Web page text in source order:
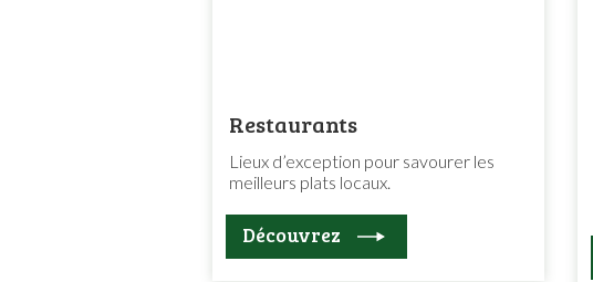
Restaurants
Lieux d’exception pour savourer les
meilleurs plats locaux.
Découvrez